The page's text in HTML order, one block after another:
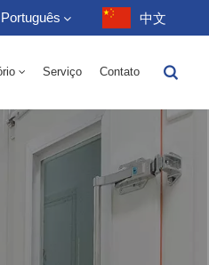
Português 中文
Serviço Contato